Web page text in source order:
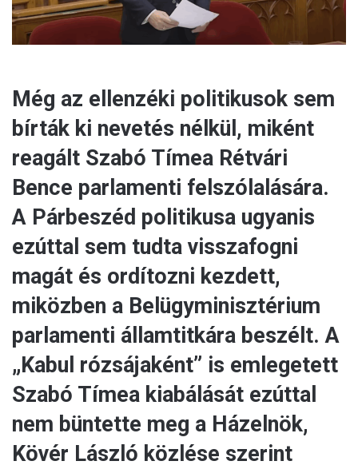
Még az ellenzéki politikusok sem
bírták ki nevetés nélkül, miként
reagált Szabó Tímea Rétvári
Bence parlamenti felszólalására.
A Párbeszéd politikusa ugyanis
ezúttal sem tudta visszafogni
magát és ordítozni kezdett,
miközben a Belügyminisztérium
parlamenti államtitkára beszélt. A
„Kabul rózsájaként” is emlegetett
Szabó Tímea kiabálását ezúttal
nem büntette meg a Házelnök,
Kövér László közlése szerint